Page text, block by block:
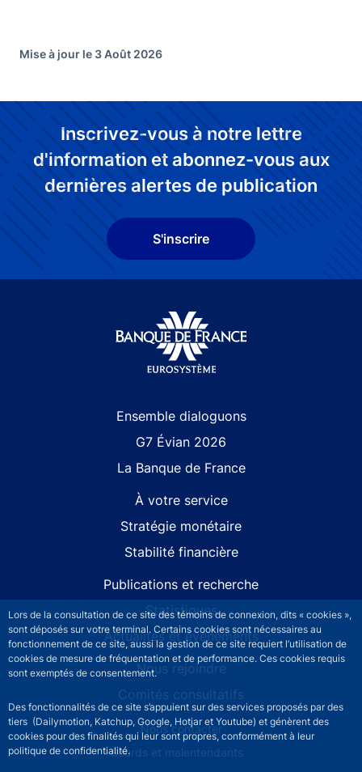
Lors de la consultation de ce site des témoins de connexion, dits « cookies »,
sont déposés sur votre terminal. Certains cookies sont nécessaires au
fonctionnement de ce site, aussi la gestion de ce site requiert l’utilisation de
cookies de mesure de fréquentation et de performance. Ces cookies requis
sont exemptés de consentement.
Des fonctionnalités de ce site s’appuient sur des services proposés par des
tiers (Dailymotion, Katchup, Google, Hotjar et Youtube) et génèrent des
cookies pour des finalités qui leur sont propres, conformément à leur
politique de confidentialité.
Mise à jour le 3 Août 2026
Inscrivez-vous à notre lettre
d'information et abonnez-vous aux
dernières alertes de publication
S'inscrire
Ensemble dialoguons
G7 Évian 2026
La Banque de France
À votre service
Stratégie monétaire
Stabilité financière
Publications et recherche
Statistiques
Actualités et événements
Nous rejoindre
Comités consultatifs
Footer secondary menuNous contacter
Sourds et malentendants